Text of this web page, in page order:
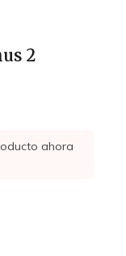
2
ahora